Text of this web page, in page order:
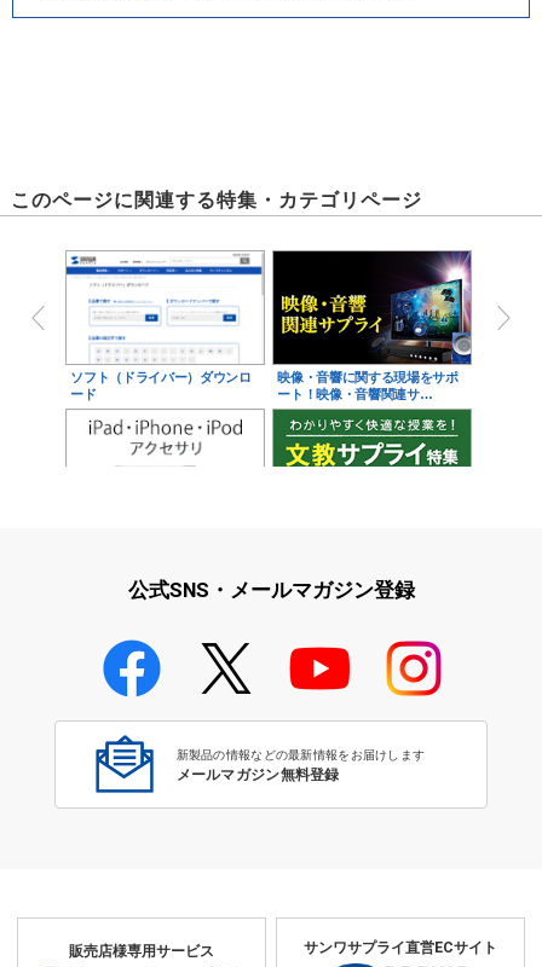
このページに関連する特集・カテゴリページ
ソフト（ドライバー）ダウンロ
ード
映像・音響に関する現場をサポ
ート！映像・音響関連サ…
学校教育のICT環境整備特集
公式SNS・メールマガジン登録
新製品の情報などの最新情報をお届けします
メールマガジン無料登録
販売店様専用サービス サンワサプライ直営ECサイト